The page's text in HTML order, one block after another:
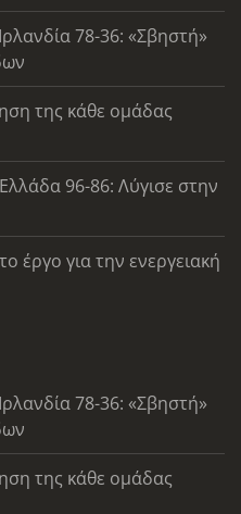
78-36: «Σβηστή»
της κάθε ομάδας
96-86: Λύγισε στην
έργο για την ενεργειακή
78-36: «Σβηστή»
της κάθε ομάδας